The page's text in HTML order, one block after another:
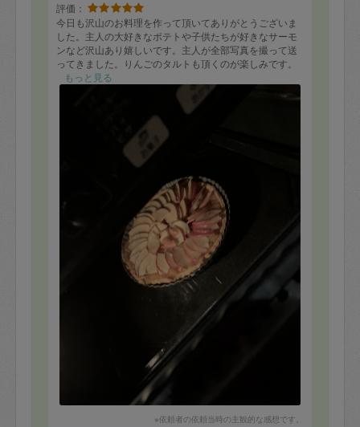
評価：
今日も沢山のお料理を作って頂いてありがとうございま
した。主人の大好きなポテトや子供たちが好きなサーモ
ンなど沢山あり嬉しいです。主人が全部写真を撮って送
ってきました。りんごのタルトも頂くのが楽しみです。
来週もよろしくお願い致します。
もっと見る
※依頼者の依頼当時の主観的な感想です。